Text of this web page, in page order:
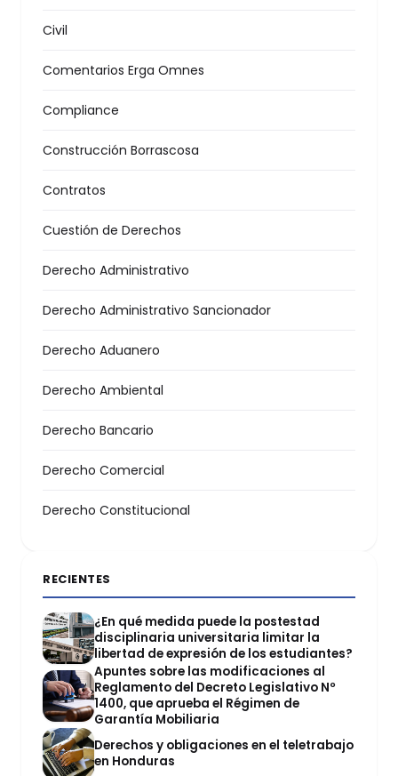
Civil
Comentarios Erga Omnes
Compliance
Construcción Borrascosa
Contratos
Cuestión de Derechos
Derecho Administrativo
Derecho Administrativo Sancionador
Derecho Aduanero
Derecho Ambiental
Derecho Bancario
Derecho Comercial
Derecho Constitucional
RECIENTES
¿En qué medida puede la postestad
disciplinaria universitaria limitar la
libertad de expresión de los estudiantes?
Apuntes sobre las modificaciones al
Reglamento del Decreto Legislativo Nº
1400, que aprueba el Régimen de
Garantía Mobiliaria
Derechos y obligaciones en el teletrabajo
en Honduras